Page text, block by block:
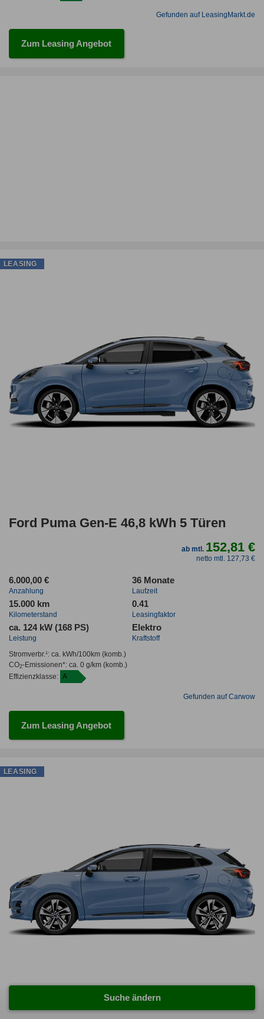
Gefunden auf LeasingMarkt.de
Zum Leasing Angebot
Ford Puma Gen-E 46,8 kWh 5 Türen
ab mtl. 152,81 €
netto mtl. 127,73 €
6.000,00 €
Anzahlung
36 Monate
Laufzeit
15.000 km
Kilometerstand
0.41
Leasingfaktor
ca. 124 kW (168 PS)
Leistung
Elektro
Kraftstoff
Stromverbr.¹: ca. kWh/100km(komb.)
CO2-Emissionen*: ca. 0 g/km(komb.)
Effizienzklasse: A
Gefunden auf Carwow
Zum Leasing Angebot
LEASING
LEASING
Suche ändern